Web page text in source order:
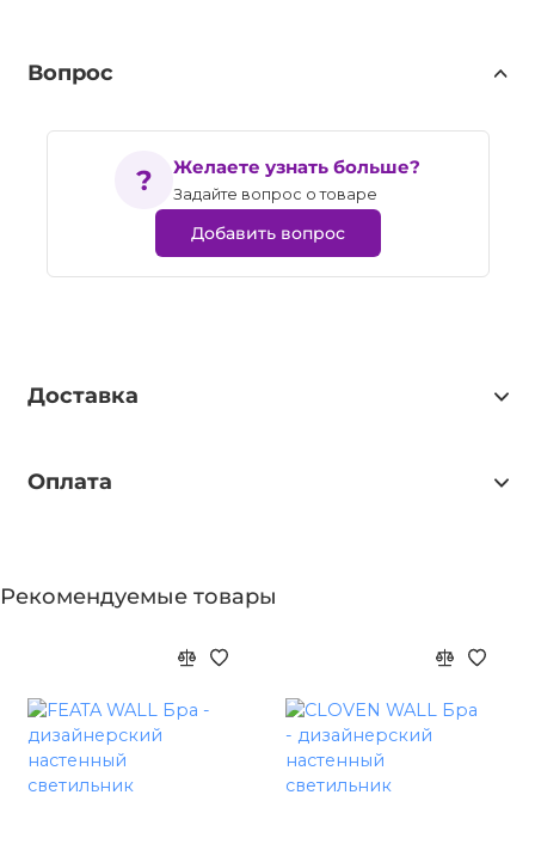
Вопрос
Желаете узнать больше?
Задайте вопрос о товаре
Добавить вопрос
Доставка
Оплата
Рекомендуемые товары